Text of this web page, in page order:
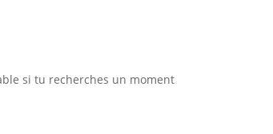
si tu recherches un moment